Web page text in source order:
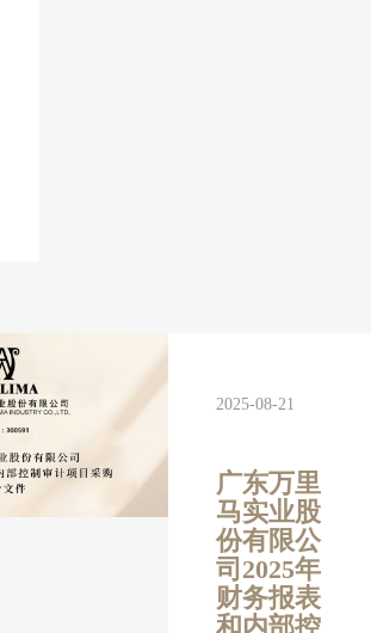
2025-08-21
广东万里
马实业股
份有限公
司2025年
财务报表
和内部控